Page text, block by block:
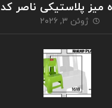
پلاستیکی ناصر کد 823
ژوئن ۳, ۲۰۲۶